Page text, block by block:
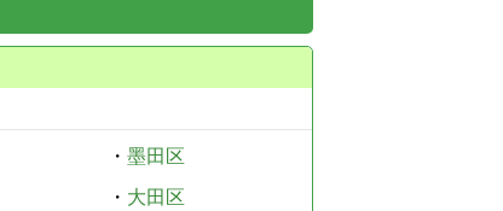
・ 墨田区
・ 大田区